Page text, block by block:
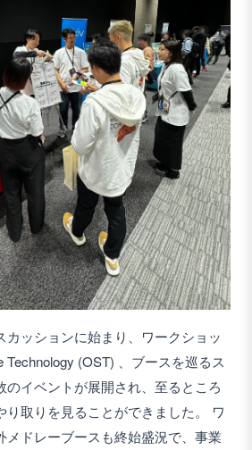
カッションに始まり、ワークショッ
Technology (OST) 、ブースを巡るス
のイベントが展開され、至るところ
り取りを見ることができました。 ワ
メドレーブースも終始盛況で、事業